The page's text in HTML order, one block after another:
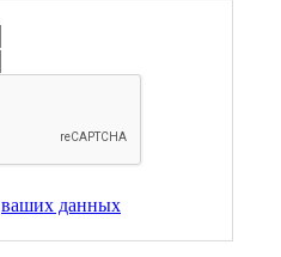
ваших данных